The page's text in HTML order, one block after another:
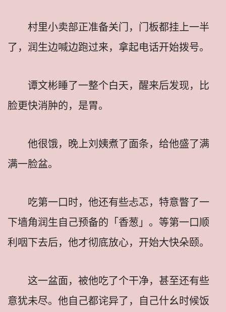
村里小卖部正准备关门，门板都挂上一半
了，润生边喊边跑过来，拿起电话开始拨号。
谭文彬睡了一整个白天，醒来后发现，比
脸更快消肿的，是胃。
他很饿，晚上刘姨煮了面条，给他盛了满
满一脸盆。
吃第一口时，他还有些忐忑，特意瞥了一
下墙角润生自己预备的「香葱」。等第一口顺
利咽下去后，他才彻底放心，开始大快朵颐。
这一盆面，被他吃了个干净，甚至还有些
意犹未尽。他自己都诧异了，自己什幺时候饭